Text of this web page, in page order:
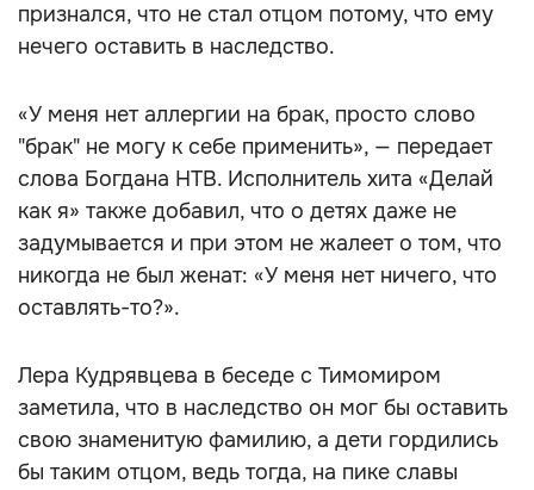
признался, что не стал отцом потому, что ему
нечего оставить в наследство.
«У меня нет аллергии на брак, просто слово
"брак" не могу к себе применить», — передает
слова Богдана НТВ. Исполнитель хита «Делай
как я» также добавил, что о детях даже не
задумывается и при этом не жалеет о том, что
никогда не был женат: «У меня нет ничего, что
оставлять-то?».
Лера Кудрявцева в беседе с Тимомиром
заметила, что в наследство он мог бы оставить
свою знаменитую фамилию, а дети гордились
бы таким отцом, ведь тогда, на пике славы